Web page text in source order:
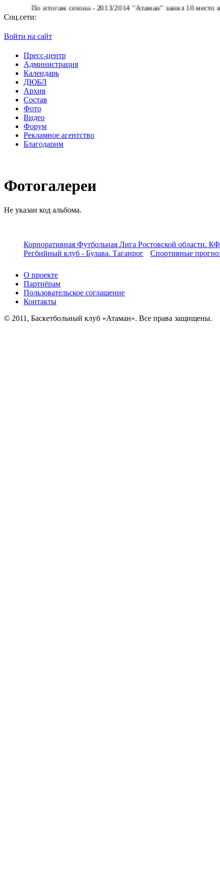
По итогам сезона - 2013/2014 "Атаман" занял 10 место в
Соц.сети:
Войти на сайт
Пресс-центр
Администрация
Календарь
ДЮБЛ
Архив
Состав
Фото
Видео
Форум
Рекламное агентство
Благодарим
Фотогалереи
Не указан код альбома.
Корпоративная Футбольная Лига Ростовской области.
Регбийный клуб - Булава. Таганрог
Спортивные
О проекте
Партнёрам
Пользовательское соглашение
Контакты
© 2011, Баскетбольный клуб «Атаман». Все права защищены.